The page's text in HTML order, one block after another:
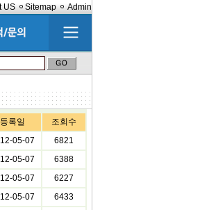
US Sitemap Admin
등록일
조회수
05-07
6821
05-07
6388
05-07
6227
05-07
6433